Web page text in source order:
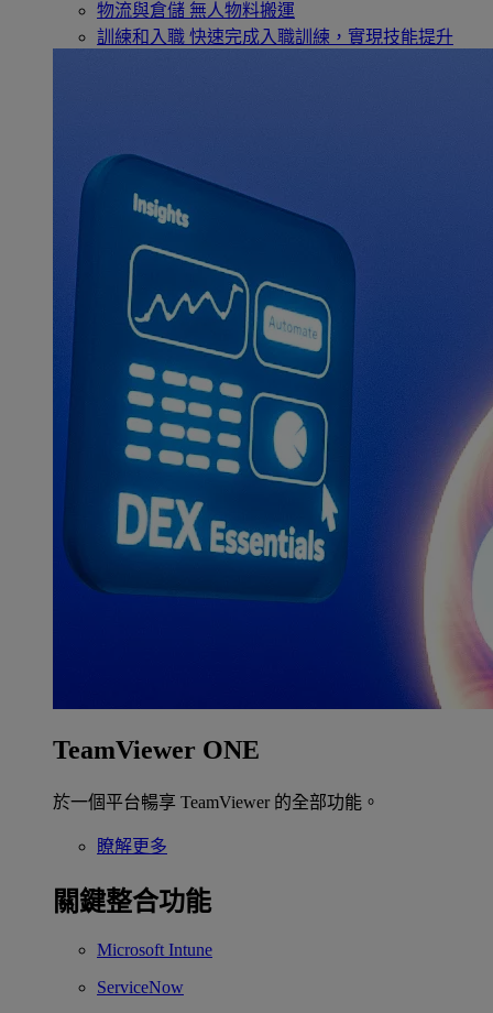
物流與倉儲 無人物料搬運
訓練和入職 快速完成入職訓練，實現技能提升
TeamViewer ONE
於一個平台暢享 TeamViewer 的全部功能。
瞭解更多
關鍵整合功能
Microsoft Intune
ServiceNow